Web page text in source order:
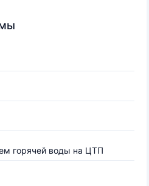
горячей воды на ЦТП